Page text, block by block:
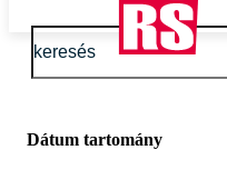
Dátum tartomány